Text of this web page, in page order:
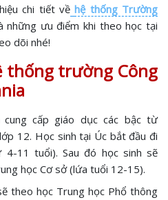
chi tiết về hệ thống Trường
những ưu điểm khi theo học tại
dõi nhé!
thống trường Công
cung cấp giáo dục các bậc từ
12. Học sinh tại Úc bắt đầu đi
11 tuổi). Sau đó học sinh sẽ
học Cơ sở (lứa tuổi 12-15).
theo học Trung học Phổ thông